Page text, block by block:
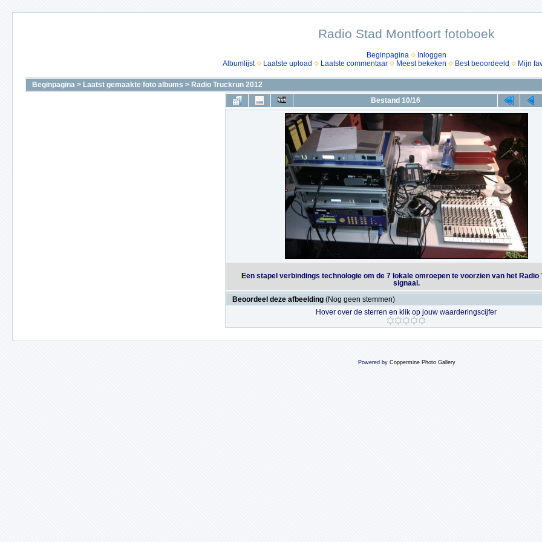
Radio Stad Montfoort fotoboek
Beginpagina
Inloggen
Albumlijst
Laatste upload Laatste commentaar Meest bekeken Best beoordeeld Mijn
Beginpagina > Laatst gemaakte foto albums > Radio Truckrun 2012
Bestand 10/16
Een stapel verbindings technologie om de 7 lokale omroepen te voorzien van het Radio
signaal.
Beoordeel deze afbeelding (Nog geen stemmen)
Hover over de sterren en klik op jouw waarderingscijfer
Powered by Coppermine Photo Gallery